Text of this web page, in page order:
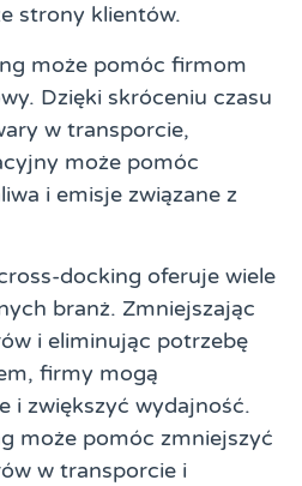
strony klientów.
może pomóc firmom
Dzięki skróceniu czasu
w transporcie,
może pomóc
i emisje związane z
docking oferuje wiele
branż. Zmniejszając
i eliminując potrzebę
firmy mogą
i zwiększyć wydajność.
może pomóc zmniejszyć
w transporcie i